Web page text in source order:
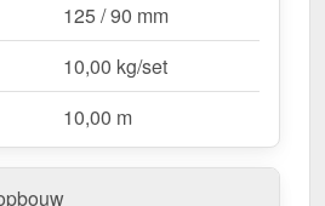
veilige installatie
inbegrepen.
voor langdurige kwaliteit &
toepassingen:
125 / 90 mm
10,00 kg/set
10,00 m